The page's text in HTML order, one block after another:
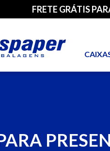
FRETE GRÁTIS